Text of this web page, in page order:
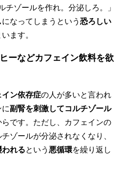
チゾールを作れ。分泌しろ。」
になってしまうという 恐ろしい
ます。
ーなどカフェイン飲料を欲
イン依存症の人が多いと言われ
副腎を刺激してコルチゾール
らです。ただし、カフェインの
ゾールが分泌されなくなり、
れるという 悪循環を繰り返し